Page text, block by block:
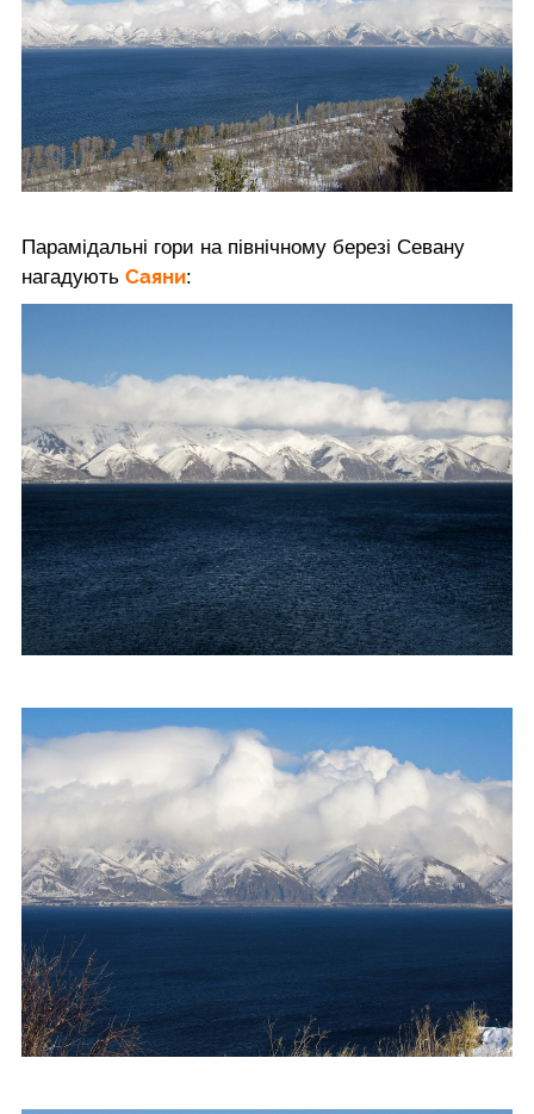
Парамідальні гори на північному березі Севану
нагадують Саяни: